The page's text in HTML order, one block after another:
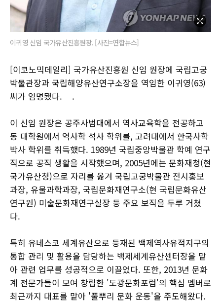
이귀영 신임 국가유산진흥원장. [사진=연합뉴스]
[이코노믹데일리] 국가유산진흥원 신임 원장에 국립고궁
박물관장과 국립해양유산연구소장을 역임한 이귀영(63)
씨가 임명됐다. .
이 신임 원장은 공주사범대에서 역사교육학을 전공하고
동 대학원에서 역사학 석사 학위를, 고려대에서 한국사학
박사 학위를 취득했다. 1989년 국립중앙박물관 학예 연구
직으로 공직 생활을 시작했으며, 2005년에는 문화재청(현
국가유산청)으로 자리를 옮겨 국립고궁박물관 전시홍보
과장, 유물과학과장, 국립문화재연구소(현 국립문화유산
연구원) 미술문화재연구실장 등 주요 보직을 두루 거쳤
다.
특히 유네스코 세계유산으로 등재된 백제역사유적지구의
통합 관리 및 활용을 담당하는 백제세계유산센터장을 맡
아 관련 업무를 성공적으로 이끌었다. 또한, 2013년 문화
계 전문가들이 모여 창립한 '도광문화포럼'의 핵심 멤버로
최근까지 대표를 맡아 '풀뿌리 문화 운동'을 주도해왔다.